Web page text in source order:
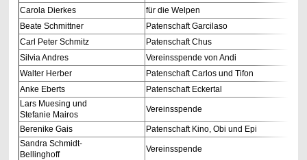
Carola Dierkes
für die Welpen
Beate Schmittner
Patenschaft Garcilaso
Carl Peter Schmitz
Patenschaft Chus
Silvia Andres
Vereinsspende von Andi
Walter Herber
Patenschaft Carlos und Tifon
Anke Eberts
Patenschaft Eckertal
Lars Muesing und
Stefanie Mairos
Vereinsspende
Berenike Gais
Patenschaft Kino, Obi und Epi
Sandra Schmidt-
Bellinghoff
Vereinsspende